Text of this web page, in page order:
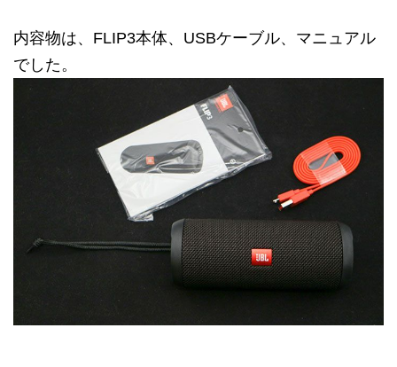
内容物は、FLIP3本体、USBケーブル、マニュアル
でした。